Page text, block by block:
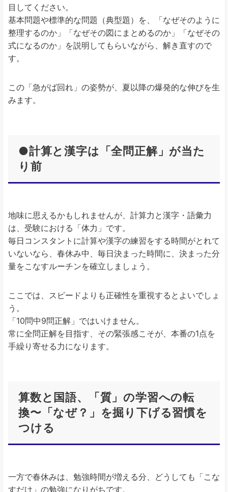
目してください。
基本問題や標準的な問題（典型題）を、「なぜそのように
整理するのか」「なぜその図にまとめるのか」「なぜその
式になるのか」を説明してもらいながら、解き直すので
す。
この「急がば回れ」の姿勢が、夏以降の爆発的な伸びを生
みます。
●計算と漢字は「全問正解」が当た
り前
地味に思えるかもしれませんが、計算力と漢字・語彙力
は、受験における「体力」です。
毎日コンスタントに計算や漢字の練習をする時間がとれて
いないなら、春休み中、毎日決まった時間に、決まった分
量をこなすルーチンを確立しましょう。
ここでは、スピードよりも正確性を重視するとよいでしょ
う。
「10問中9問正解」ではいけません。
常に全問正解を目指す、その緊張感こそが、本番の1点を
手繰り寄せる力になります。
算数と国語、「質」の学習への転
換〜「なぜ？」を掘り下げる習慣を
つける
一方で春休みは、勉強時間が増える分、どうしても「こな
すだけ」の勉強になりがちです。